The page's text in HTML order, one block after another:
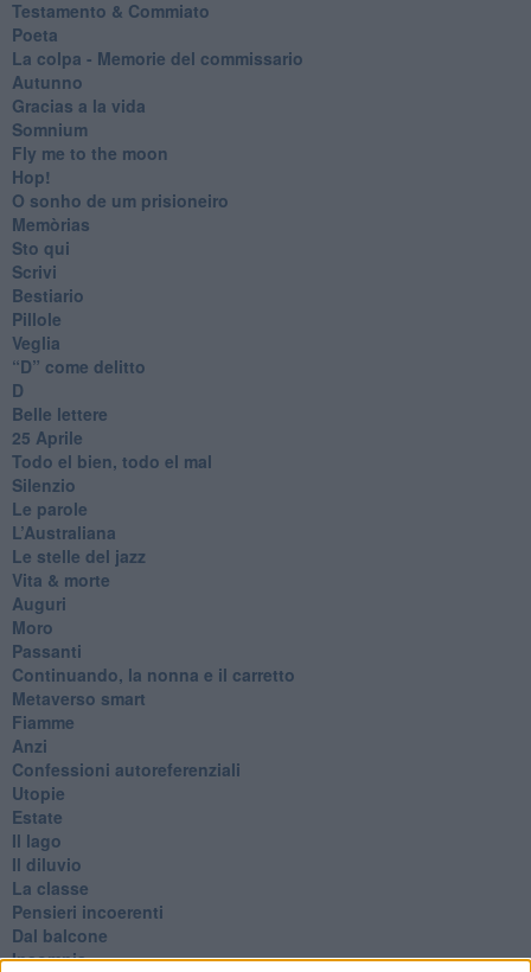
Testamento & Commiato
Poeta
​La colpa - Memorie del commissario
Autunno
Gracias a la vida
Somnium
Fly me to the moon
Hop!
O sonho de um prisioneiro
Memòrias
Sto qui
Scrivi
Bestiario
Pillole
Veglia
​“D” come delitto
D
Belle lettere
25 Aprile
Todo el bien, todo el mal
Silenzio
Le parole
​L’Australiana
Le stelle del jazz
Vita & morte
Auguri
Moro
Passanti
Continuando, la nonna e il carretto
Metaverso smart
Fiamme
Anzi
Confessioni autoreferenziali
Utopie
Estate
Il lago
Il diluvio
La classe
Pensieri incoerenti
Dal balcone
Insomnia